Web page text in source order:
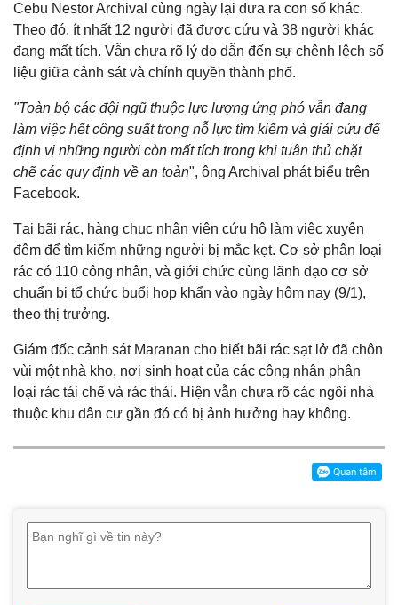
Cebu Nestor Archival cùng ngày lại đưa ra con số khác.
Theo đó, ít nhất 12 người đã được cứu và 38 người khác
đang mất tích. Vẫn chưa rõ lý do dẫn đến sự chênh lệch số
liệu giữa cảnh sát và chính quyền thành phố.
"Toàn bộ các đội ngũ thuộc lực lượng ứng phó vẫn đang
làm việc hết công suất trong nỗ lực tìm kiếm và giải cứu để
định vị những người còn mất tích trong khi tuân thủ chặt
chẽ các quy định về an toàn", ông Archival phát biểu trên
Facebook.
Tại bãi rác, hàng chục nhân viên cứu hộ làm việc xuyên
đêm để tìm kiếm những người bị mắc kẹt. Cơ sở phân loại
rác có 110 công nhân, và giới chức cùng lãnh đạo cơ sở
chuẩn bị tổ chức buổi họp khẩn vào ngày hôm nay (9/1),
theo thị trưởng.
Giám đốc cảnh sát Maranan cho biết bãi rác sạt lở đã chôn
vùi một nhà kho, nơi sinh hoạt của các công nhân phân
loại rác tái chế và rác thải. Hiện vẫn chưa rõ các ngôi nhà
thuộc khu dân cư gần đó có bị ảnh hưởng hay không.